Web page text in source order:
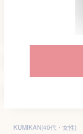
KUMIKAN(40代・女性)